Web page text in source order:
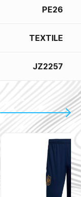
PE26
TEXTILE
JZ2257